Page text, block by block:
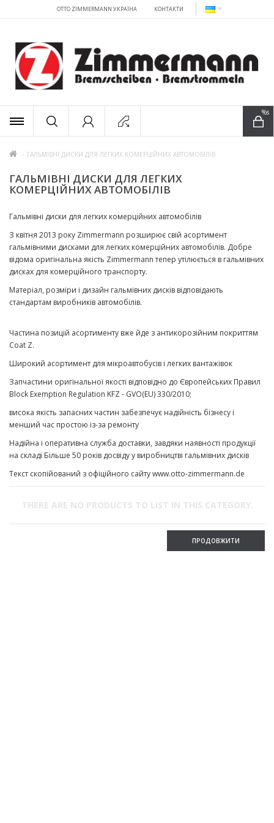
OTTO ZIMMERMANN УКРАЇНА КОНТАКТИ
%s
ГАЛЬМІВНІ ДИСКИ ДЛЯ ЛЕГКИХ КОМЕРЦІЙНИХ АВТОМОБІЛІВ
ГАЛЬМІВНІ ДИСКИ ДЛЯ ЛЕГКИХ
КОМЕРЦІЙНИХ АВТОМОБІЛІВ
Гальмівні диски для легких комерційних автомобілів
З квітня 2013 року Zimmermann розширює свій асортимент
гальмівними дисками для легких комерційних автомобілів. Добре
відома оригінальна якість Zimmermann тепер утілюється в гальмівних
дисках для комерційного транспорту.
Матеріал, розміри і дизайн гальмівних дисків відповідають
стандартам виробників автомобілів.
Частина позицій асортименту вже йде з антикорозійним покриттям
Coat Z.
Широкий асортимент для мікроавтобусів і легких вантажівок
Запчастини оригінальної якості відповідно до Європейських Правил
Block Exemption Regulation KFZ - GVO(EU) 330/2010;
висока якість запасних частин забезпечує надійність бізнесу і
менший час простою із-за ремонту
Надійна і оперативна служба доставки, завдяки наявності продукції
на складі Більше 50 років досвіду у виробництві гальмівних дисків
Текст скопійований з офіційного сайту www.otto-zimmermann.de
THERE ARE NO PRODUCTS TO LIST IN THIS CATEGORY.
ПРОДОВЖИТИ